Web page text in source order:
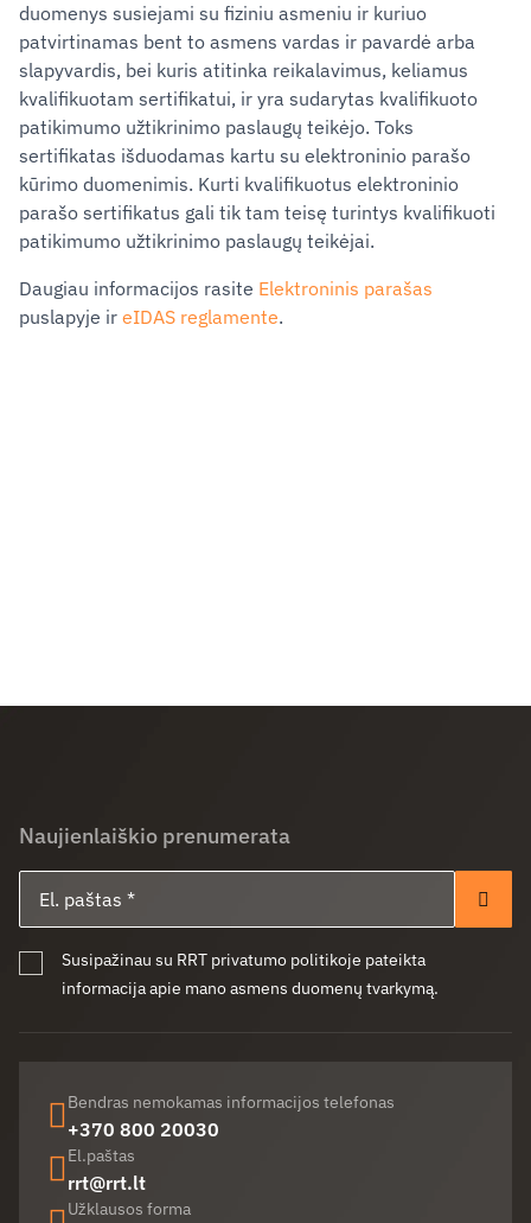
duomenys susiejami su fiziniu asmeniu ir kuriuo
patvirtinamas bent to asmens vardas ir pavardė arba
slapyvardis, bei kuris atitinka reikalavimus, keliamus
kvalifikuotam sertifikatui, ir yra sudarytas kvalifikuoto
patikimumo užtikrinimo paslaugų teikėjo. Toks
sertifikatas išduodamas kartu su elektroninio parašo
kūrimo duomenimis. Kurti kvalifikuotus elektroninio
parašo sertifikatus gali tik tam teisę turintys kvalifikuoti
patikimumo užtikrinimo paslaugų teikėjai.
Daugiau informacijos rasite Elektroninis parašas
puslapyje ir eIDAS reglamente.
Naujienlaiškio prenumerata
Susipažinau su RRT privatumo politikoje pateikta
informacija apie mano asmens duomenų tvarkymą.
Bendras nemokamas informacijos telefonas
+370 800 20030
El.paštas
rrt@rrt.lt
Užklausos forma